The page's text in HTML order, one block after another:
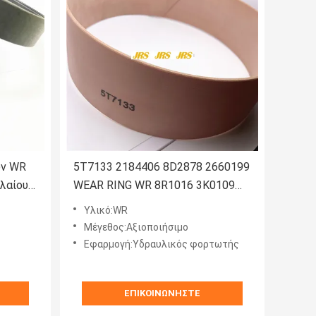
WR
5T7133 2184406 8D2878 2660199
WEAR RING WR 8R1016 3K0109
2K0713 8J8375 WR Για φορτιστή
Υλικό:WR
Μέγεθος:Αξιοποιήσιμο
Εφαρμογή:Υδραυλικός φορτωτής
ΕΠΙΚΟΙΝΩΝΉΣΤΕ